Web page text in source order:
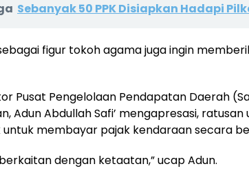
Sebanyak 50 PPK Disiapkan Hadapi
figur tokoh agama juga ingin
Pusat Pengelolaan Pendapatan Daerah
Adun Abdullah Safi’ mengapresasi,
membayar pajak kendaraan secara
dengan ketaatan,” ucap Adun.